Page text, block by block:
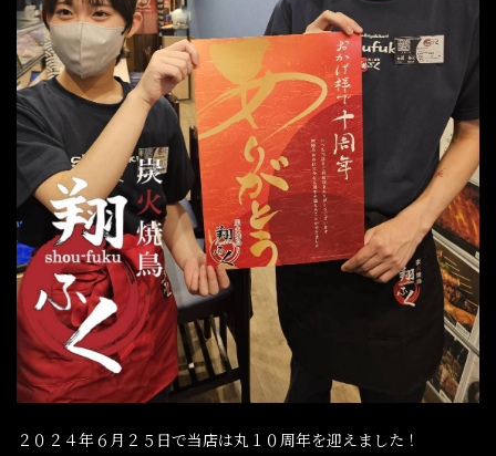
２０２４年６月２５日で当店は丸１０周年を迎えました！